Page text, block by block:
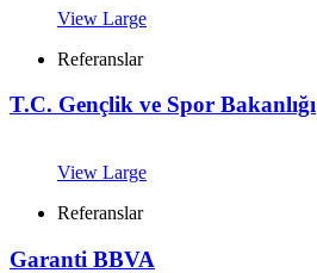
View Large
Referanslar
T.C. Gençlik ve Spor Bakanlığı
View Large
Referanslar
Garanti BBVA